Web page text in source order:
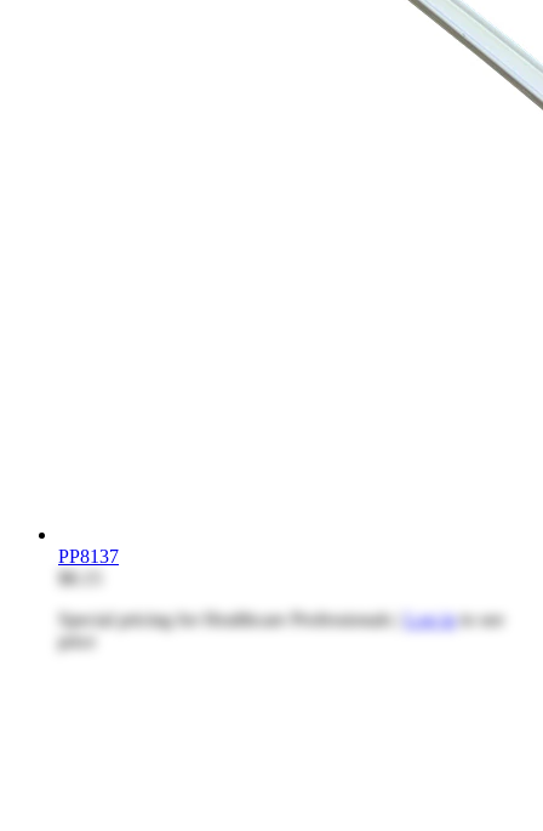
PP8137
$8.15
Special pricing for Healthcare Professionals | Log into see
price